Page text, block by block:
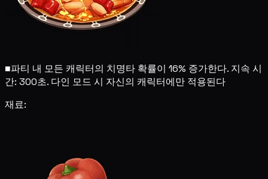
■파티 내 모든 캐릭터의 치명타 확률이 16% 증가한다. 지속 시
간: 300초. 다인 모드 시 자신의 캐릭터에만 적용된다
재료: